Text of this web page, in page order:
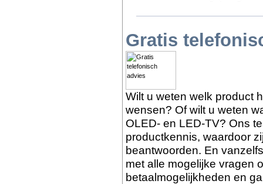
Gratis
Wilt u weten welk product
wensen? Of wilt u weten
OLED- en LED-TV? Ons
productkennis, waardoor
beantwoorden. En
met alle mogelijke vragen
betaalmogelijkheden en